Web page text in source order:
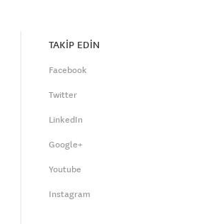
TAKİP EDİN
Facebook
Twitter
LinkedIn
Google+
Youtube
Instagram